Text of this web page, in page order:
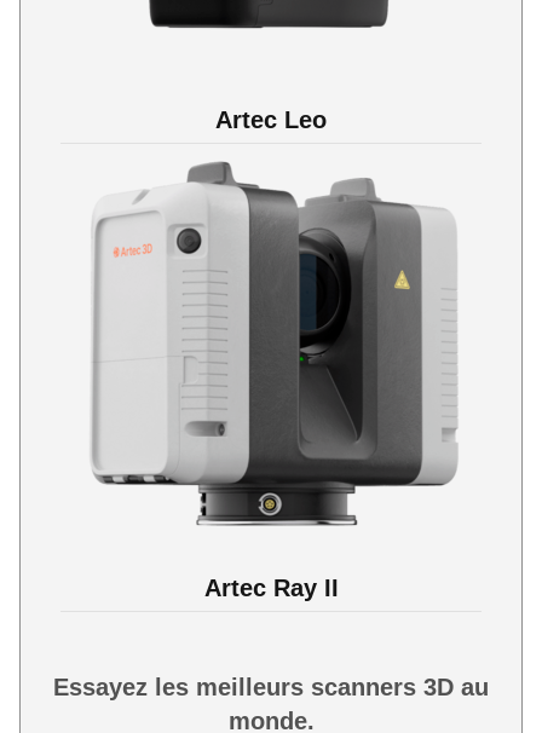
Artec Leo
Artec Ray II
Essayez les meilleurs scanners 3D au
monde.